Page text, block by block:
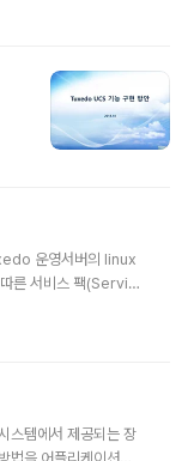
세션/유저/프로그램
방식이다. 이를 통해
로 스스로 이동하게
운영서버의 linux
른 서비스 팩(Servic
미한다. 1.1 운영체
템에서 제공되는 장